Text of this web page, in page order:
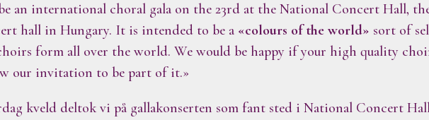
an international choral gala on the 23rd at the National Concert Hall,
hall in Hungary. It is intended to be a «colours of the world» sort of
form all over the world. We would be happy if your high quality
our invitation to be part of it.»
kveld deltok vi på gallakonserten som fant sted i National Concert